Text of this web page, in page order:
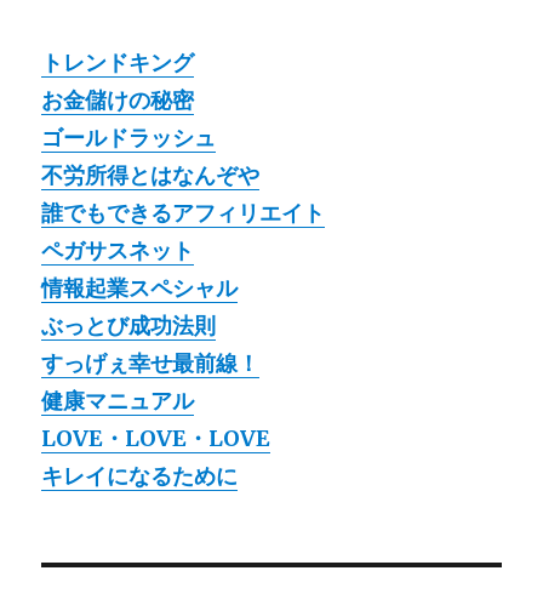
トレンドキング
お金儲けの秘密
ゴールドラッシュ
不労所得とはなんぞや
誰でもできるアフィリエイト
ペガサスネット
情報起業スペシャル
ぶっとび成功法則
すっげぇ幸せ最前線！
健康マニュアル
LOVE・LOVE・LOVE
キレイになるために